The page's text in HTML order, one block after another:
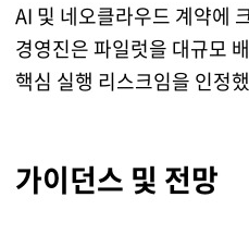
AI 및 네오클라우드 계약에
경영진은 파일럿을 대규모
핵심 실행 리스크임을 인정
가이던스 및 전망